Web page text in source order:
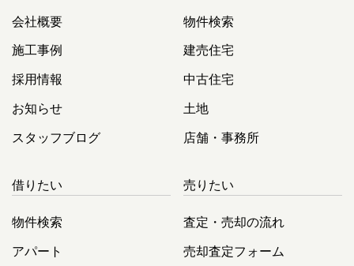
会社概要
施工事例
採用情報
お知らせ
スタッフブログ
物件検索
建売住宅
中古住宅
土地
店舗・事務所
借りたい
物件検索
アパート
売りたい
査定・売却の流れ
売却査定フォーム